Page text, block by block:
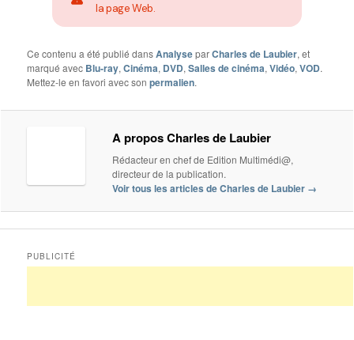
la page Web.
Ce contenu a été publié dansAnalyseparCharles de Laubier, et
marqué avec Blu-ray,Cinéma, DVD,Salles de cinéma,Vidéo,VOD.
Mettez-le en favori avec sonpermalien.
A propos Charles de Laubier
Rédacteur en chef de Edition Multimédi@,
directeur de la publication.
Voir tous les articles de Charles de Laubier →
PUBLICITÉ